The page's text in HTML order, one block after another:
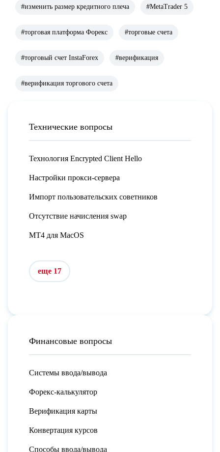
#изменить размер кредитного плеча #MetaTrader 5
#торговая платформа Форекс #торговые счета
#торговый счет InstaForex #верификация
#верификация торгового счета
Технические вопросы
Технология Encrypted Client Hello
Настройки прокси-сервера
Импорт пользовательских советников
Отсутствие начисления swap
MT4 для MacOS
еще 17
Финансовые вопросы
Системы ввода/вывода
Форекс-калькулятор
Верификация карты
Конвертация курсов
Способы ввода/вывода